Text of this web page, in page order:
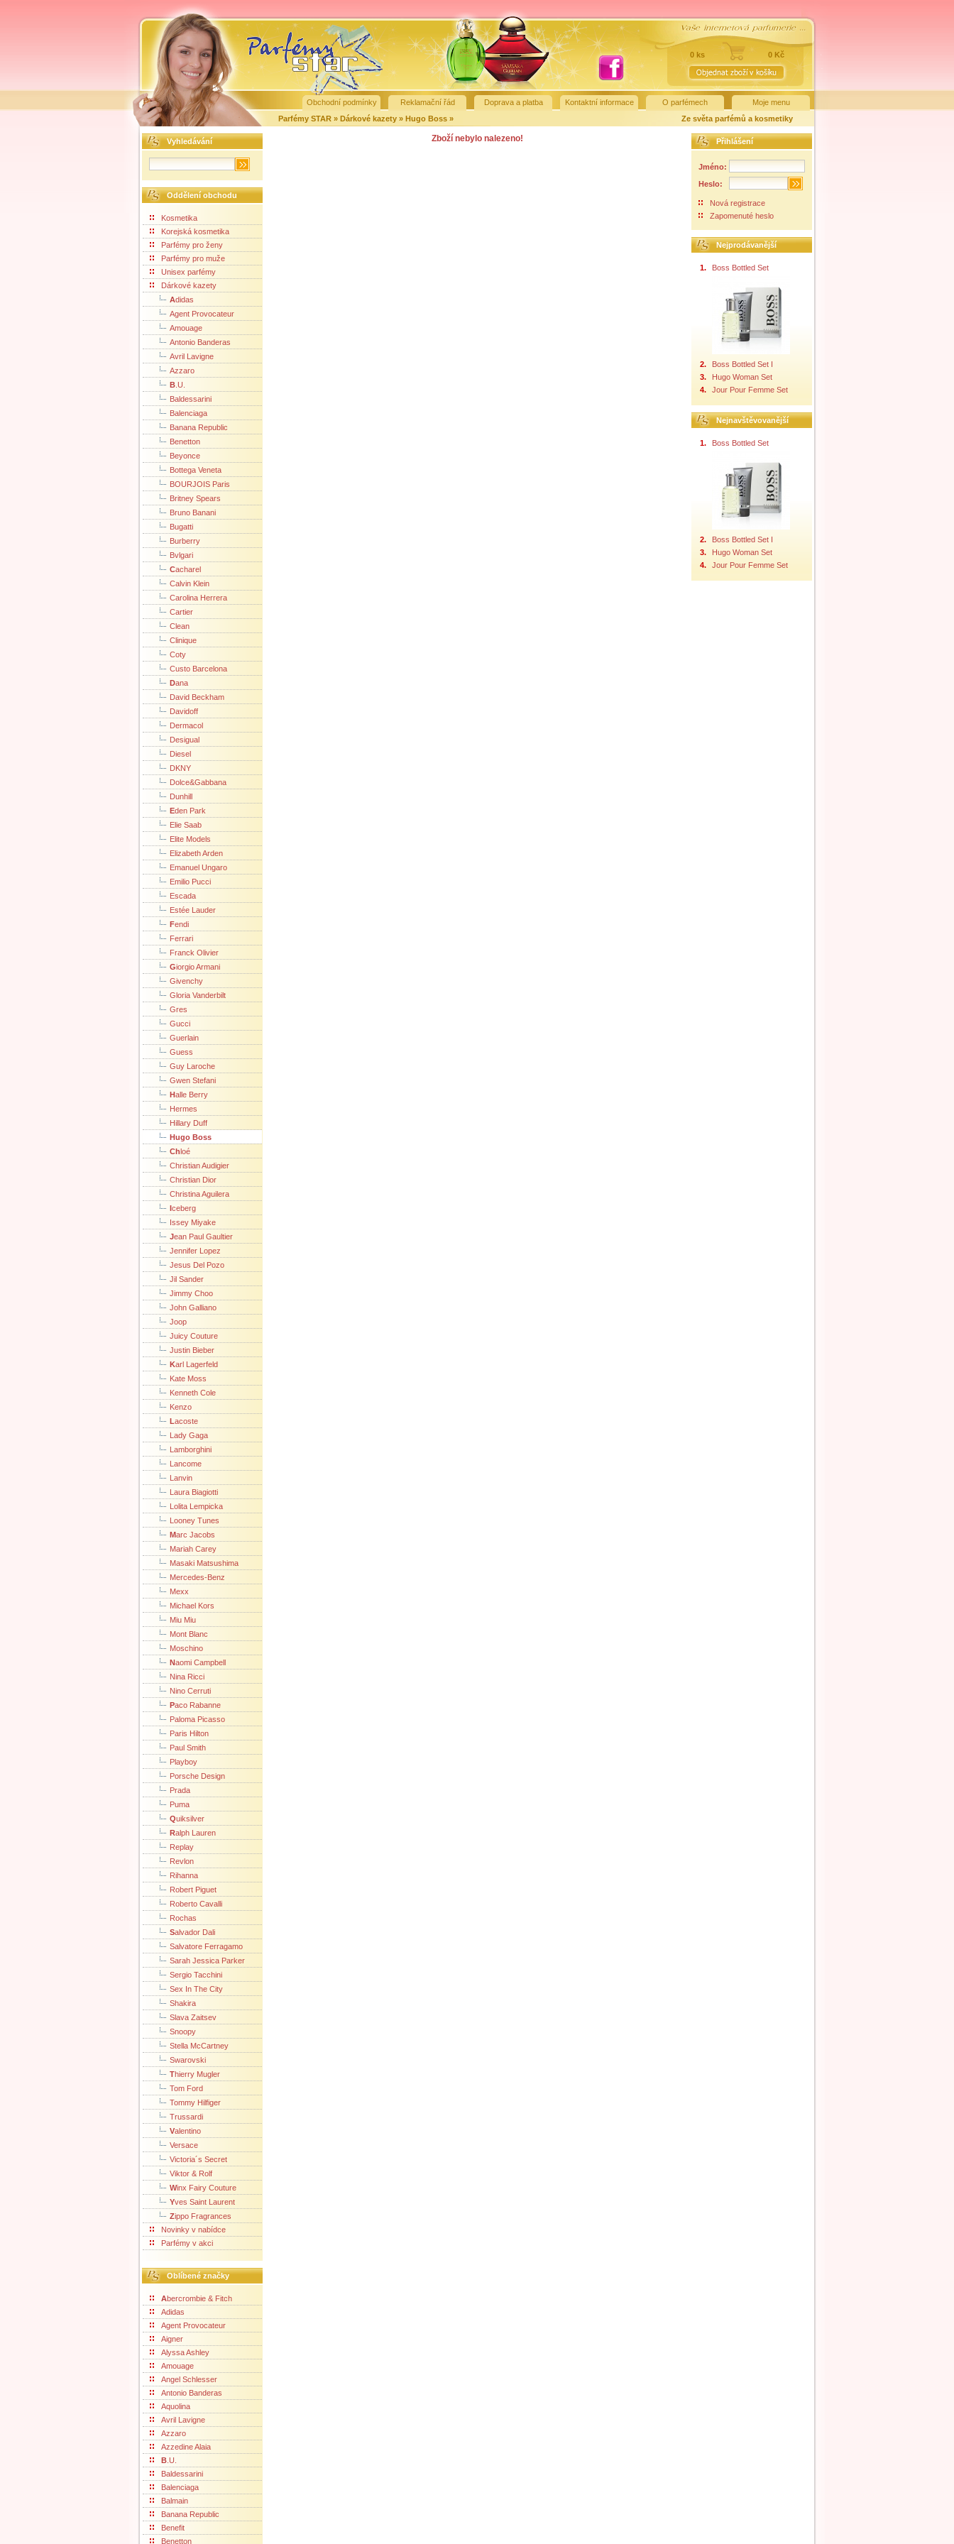
0 ks 0 Kč
Obchodní podmínky Reklamační řád Doprava a platba Kontaktní informace O parfémech
Moje menu
Parfémy STAR » Dárkové kazety » Hugo Boss » Ze světa parfémů a kosmetiky
Vyhledávání
Oddělení obchodu
Kosmetika
Korejská kosmetika
Parfémy pro ženy
Parfémy pro muže
Unisex parfémy
Dárkové kazety
Adidas
Agent Provocateur
Amouage
Antonio Banderas
Avril Lavigne
Azzaro
B .U.
Baldessarini
Balenciaga
Banana Republic
Benetton
Beyonce
Bottega Veneta
BOURJOIS Paris
Britney Spears
Bruno Banani
Bugatti
Burberry
Bvlgari
Cacharel
Calvin Klein
Carolina Herrera
Cartier
Clean
Clinique
Coty
Custo Barcelona
Dana
David Beckham
Davidoff
Dermacol
Desigual
Diesel
DKNY
Dolce&Gabbana
Dunhill
Eden Park
Elie Saab
Elite Models
Elizabeth Arden
Emanuel Ungaro
Emilio Pucci
Escada
Estée Lauder
Fendi
Ferrari
Franck Olivier
Giorgio Armani
Givenchy
Gloria Vanderbilt
Gres
Gucci
Guerlain
Guess
Guy Laroche
Gwen Stefani
Halle Berry
Hermes
Hillary Duff
Hugo Boss
Chloé
Christian Audigier
Christian Dior
Christina Aguilera
Iceberg
Issey Miyake
Jean Paul Gaultier
Jennifer Lopez
Jesus Del Pozo
Jil Sander
Jimmy Choo
John Galliano
Joop
Juicy Couture
Justin Bieber
Karl Lagerfeld
Kate Moss
Kenneth Cole
Kenzo
Lacoste
Lady Gaga
Lamborghini
Lancome
Lanvin
Laura Biagiotti
Lolita Lempicka
Looney Tunes
Marc Jacobs
Mariah Carey
Masaki Matsushima
Mercedes-Benz
Mexx
Michael Kors
Miu Miu
Mont Blanc
Moschino
Naomi Campbell
Nina Ricci
Nino Cerruti
Paco Rabanne
Paloma Picasso
Paris Hilton
Paul Smith
Playboy
Porsche Design
Prada
Puma
Quiksilver
Ralph Lauren
Replay
Revlon
Rihanna
Robert Piguet
Roberto Cavalli
Rochas
Salvador Dali
Salvatore Ferragamo
Sarah Jessica Parker
Sergio Tacchini
Sex In The City
Shakira
Slava Zaitsev
Snoopy
Stella McCartney
Swarovski
Thierry Mugler
Tom Ford
Tommy Hilfiger
Trussardi
Valentino
Versace
Victoria´s Secret
Viktor & Rolf
Winx Fairy Couture
Yves Saint Laurent
Zippo Fragrances
Novinky v nabídce
Parfémy v akci
Oblíbené značky
Abercrombie & Fitch
Adidas
Agent Provocateur
Aigner
Alyssa Ashley
Amouage
Angel Schlesser
Antonio Banderas
Aquolina
Avril Lavigne
Azzaro
Azzedine Alaia
B .U.
Baldessarini
Balenciaga
Balmain
Banana Republic
Benefit
Benetton
Zboží nebylo nalezeno! Přihlášení
Jméno:
Heslo:
Nová registrace
Zapomenuté heslo
Nejprodávanější
1. Boss Bottled Set
2.
Boss Bottled Set I
3.
Hugo Woman Set
4.
Jour Pour Femme Set
Nejnavštěvovanější
1. Boss Bottled Set
2.
Boss Bottled Set I
3.
Hugo Woman Set
4.
Jour Pour Femme Set